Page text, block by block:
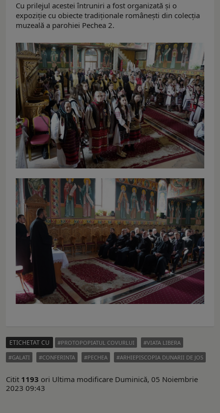
Cu prilejul acestei întruniri a fost organizată şi o
expoziţie cu obiecte tradiționale românești din colecţia
muzeală a parohiei Pechea 2.
ETICHETAT CU PROTOPOPIATUL COVURLUI
VIATA LIBERA
GALATI
CONFERINTA PECHEA ARHIEPISCOPIA DUNARII DE JOS
Citit 1193 ori Ultima modificare Duminică, 05 Noiembrie
2023 09:43